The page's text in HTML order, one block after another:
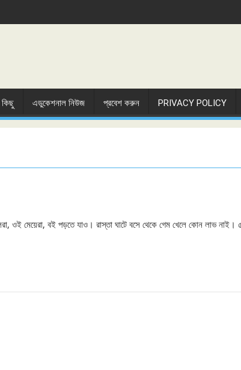
কিছু এডুকেশনাল নিউজ প্রবেশ করুন PRIVACY POLICY
ওই মেয়েরা, বই পড়তে যাও। রাস্তা ঘাটে বসে থেকে গেম খেলে কোন লাভ